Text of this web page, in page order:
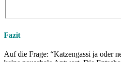
Fazit
Auf die Frage: “Katzengassi ja oder